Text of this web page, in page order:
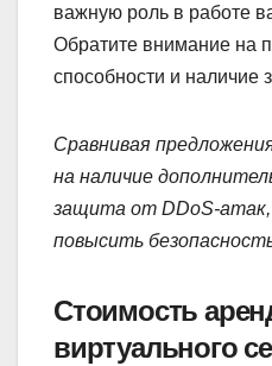
важную роль в работе
Обратите внимание на
способности и наличие
Сравнивая
на наличие
защита от DDoS-
повысить
Стоимость
виртуального